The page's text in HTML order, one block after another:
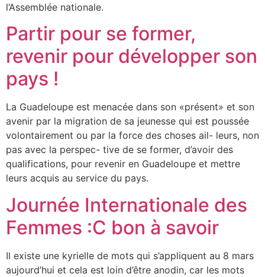
l’Assemblée nationale.
Partir pour se former,
revenir pour développer son
pays !
La Guadeloupe est menacée dans son «présent» et son
avenir par la migration de sa jeunesse qui est poussée
volontairement ou par la force des choses ail- leurs, non
pas avec la perspec- tive de se former, d’avoir des
qualifications, pour revenir en Guadeloupe et mettre
leurs acquis au service du pays.
Journée Internationale des
Femmes :C bon à savoir
Il existe une kyrielle de mots qui s’appliquent au 8 mars
aujourd’hui et cela est loin d’être anodin, car les mots